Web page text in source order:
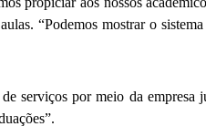
“Podemos mostrar o
serviços por meio da empresa